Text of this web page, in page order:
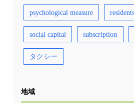
psychological measure
social capital subscription
タクシー
地域